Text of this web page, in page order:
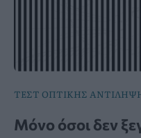
ΤΕΣΤ ΟΠΤΙΚΗΣ
Μόνο όσοι δεν